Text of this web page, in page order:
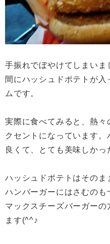
手振れでぼやけてしまい
間にハッシュドポテトが
ムです。
実際に食べてみると、熱
クセントになっています
良くて、とても美味しかっ
ハッシュドポテトはそのま
ハンバーガーにはさむのも
マックスチーズバーガー
ます(^^♪